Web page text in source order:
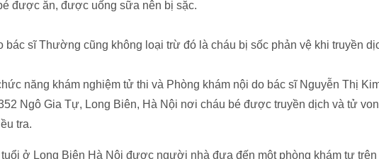
được ăn, được uống sữa nên bị sặc.
bác sĩ Thường cũng không loại trừ đó là cháu bị sốc phản vệ khi truyền
năng khám nghiệm tử thi và Phòng khám nội do bác sĩ Nguyễn Thị
Ngô Gia Tự, Long Biên, Hà Nội nơi cháu bé được truyền dịch và tử
tra.
ở Long Biên Hà Nội được người nhà đưa đến một phòng khám tư trên